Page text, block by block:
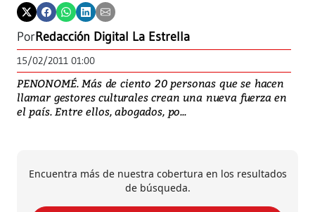
PorRedacción Digital La Estrella
15/02/2011 01:00
PENONOMÉ. Más de ciento 20 personas que se hacen
llamar gestores culturales crean una nueva fuerza en
el país. Entre ellos, abogados, po...
Encuentra más de nuestra cobertura en los resultados
de búsqueda.